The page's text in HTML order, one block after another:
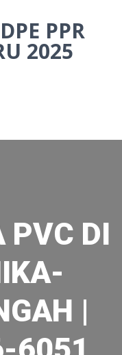
PPR
2025
PVC DI
|